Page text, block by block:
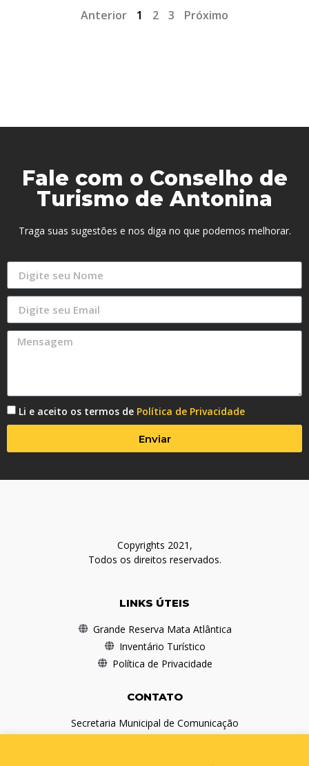
Anterior 1 2 3 Próximo
Fale com o Conselho de
Turismo de Antonina
Traga suas sugestões e nos diga no que podemos melhorar.
Li e aceito os termos de Política de Privacidade
Enviar
Copyrights 2021,
Todos os direitos reservados.
LINKS ÚTEIS
Grande Reserva Mata Atlântica
Inventário Turístico
Política de Privacidade
CONTATO
Secretaria Municipal de Comunicação